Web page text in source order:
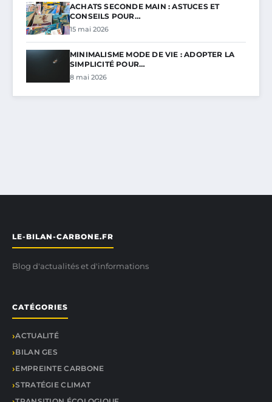
ACHATS SECONDE MAIN : ASTUCES ET
CONSEILS POUR…
15 mai 2026
MINIMALISME MODE DE VIE : ADOPTER LA
SIMPLICITÉ POUR…
8 mai 2026
LE-BILAN-CARBONE.FR
Blog d'actualités et d'informations
CATÉGORIES
ACTUALITÉ
BILAN GES
EMPREINTE CARBONE
STRATÉGIE CLIMAT